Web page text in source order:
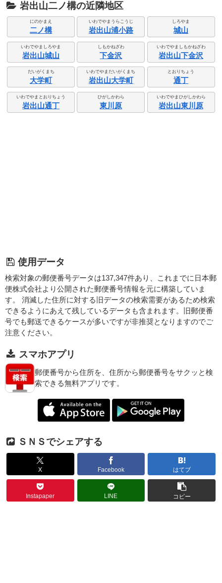
岩出山二ノ構の近隣地区
にのかまえ
二ノ構
いわでやまうらこうじ
岩出山浦小路
しろやま
城山
いわでやましろやま
岩出山城山
しもかねざわ
下金沢
いわでやましもかねざわ
岩出山下金沢
だいがくまち
大学町
いわでやまだいがくまち
岩出山大学町
とおりちょう
通丁
いわでやまとおりちょう
岩出山通丁
ひがしかわら
東川原
いわでやまひがしかわら
岩出山東川原
使用データ
検索対象の郵便番号データは137,347件あり、これまでに日本郵
便株式会社より公開された郵便番号情報を元に構築していま
す。 消滅した住所に対する旧データの検索需要があるため検索
できるようにあえて残しているデータも含まれます。旧郵便番
号でも郵送できるケースが多いですが非推奨となりますのでご
注意ください。
スマホアプリ
郵便番号から住所を、住所から郵便番号をサクッと検
索できる無料アプリです。
ＳＮＳでシェアする
X Facebook はてブ
Instapaper LINE コピー